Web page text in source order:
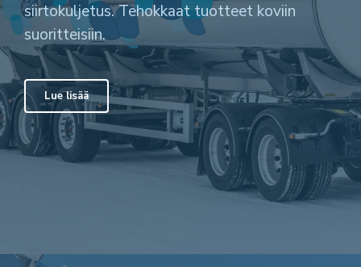
siirtokuljetus. Tehokkaat tuotteet koviin
suoritteisiin.
Lue lisää